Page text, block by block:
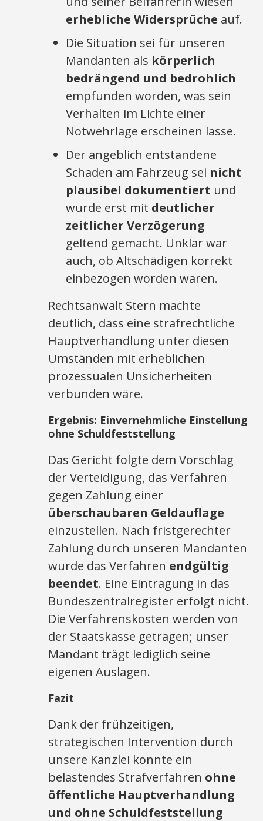
erhebliche Widersprüche auf.
Die Situation sei für unseren
Mandanten als körperlich
bedrängend und bedrohlich
empfunden worden, was sein
Verhalten im Lichte einer
Notwehrlage erscheinen lasse.
Der angeblich entstandene
Schaden am Fahrzeug sei nicht
plausibel dokumentiert und
wurde erst mit deutlicher
zeitlicher Verzögerung
geltend gemacht. Unklar war
auch, ob Altschädigen korrekt
einbezogen worden waren.
Rechtsanwalt Stern machte
deutlich, dass eine strafrechtliche
Hauptverhandlung unter diesen
Umständen mit erheblichen
prozessualen Unsicherheiten
verbunden wäre.
Ergebnis: Einvernehmliche Einstellung
ohne Schuldfeststellung
Das Gericht folgte dem Vorschlag
der Verteidigung, das Verfahren
gegen Zahlung einer
überschaubaren Geldauflage
einzustellen. Nach fristgerechter
Zahlung durch unseren Mandanten
wurde das Verfahren endgültig
beendet. Eine Eintragung in das
Bundeszentralregister erfolgt nicht.
Die Verfahrenskosten werden von
der Staatskasse getragen; unser
Mandant trägt lediglich seine
eigenen Auslagen.
Fazit
Dank der frühzeitigen,
strategischen Intervention durch
unsere Kanzlei konnte ein
belastendes Strafverfahren ohne
öffentliche Hauptverhandlung
und ohne Schuldfeststellung